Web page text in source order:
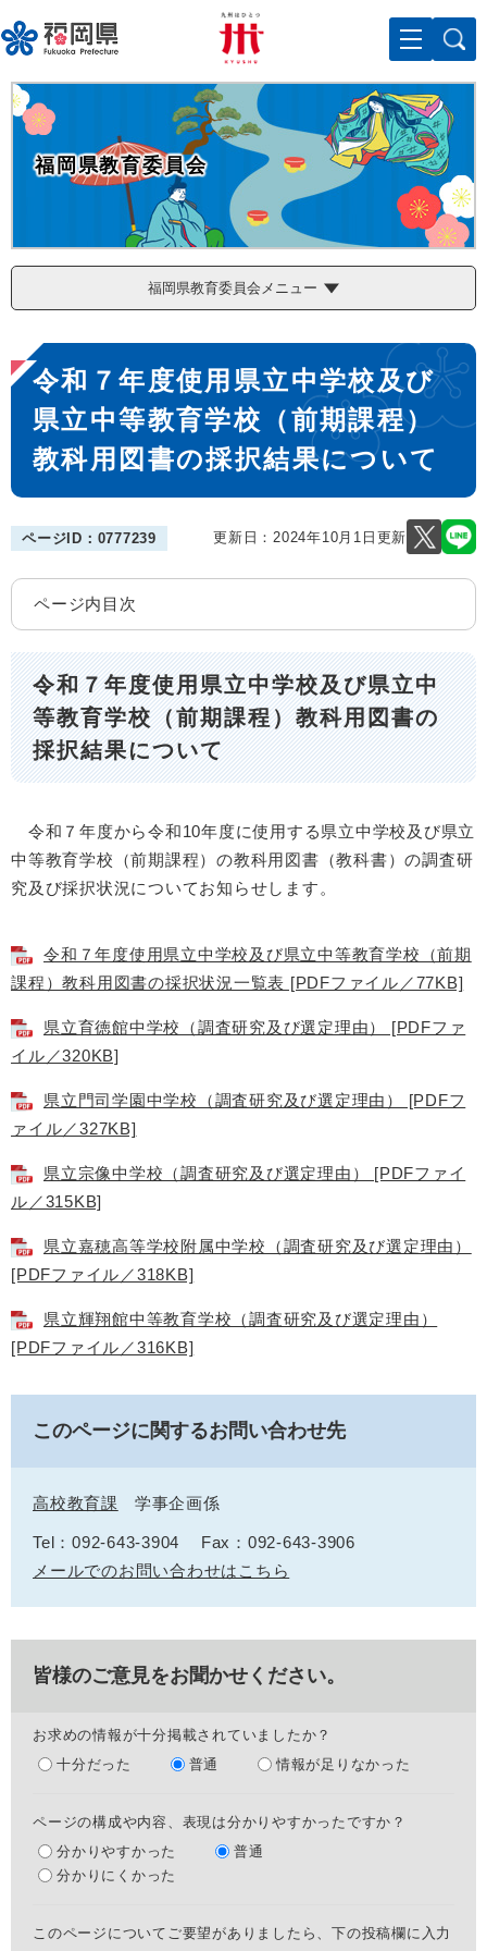
ー
ジ
の
先
メニューを飛ばして本文へ
福岡県教育委員会
福岡県教育委員会メニュー
本
文
令和７年度使用県立中学校及び
県立中等教育学校（前期課程）
教科用図書の採択結果について
ページID：0777239 更新日：2024年10月1日更新
ページ内目次
令和７年度使用県立中学校及び県立中
等教育学校（前期課程）教科用図書の
採択結果について
令和７年度から令和10年度に使用する県立中学校及び県立
中等教育学校（前期課程）の教科用図書（教科書）の調査研
究及び採択状況についてお知らせします。
令和７年度使用県立中学校及び県立中等教育学校（前期
課程）教科用図書の採択状況一覧表 [PDFファイル／77KB]
県立育徳館中学校（調査研究及び選定理由） [PDFファ
イル／320KB]
県立門司学園中学校（調査研究及び選定理由） [PDFフ
ァイル／327KB]
県立宗像中学校（調査研究及び選定理由） [PDFファイ
ル／315KB]
県立嘉穂高等学校附属中学校（調査研究及び選定理由）
[PDFファイル／318KB]
県立輝翔館中等教育学校（調査研究及び選定理由）
[PDFファイル／316KB]
このページに関するお問い合わせ先
高校教育課 学事企画係
Tel：092-643-3904
Fax：092-643-3906
メールでのお問い合わせはこちら
皆様のご意見をお聞かせください。
お求めの情報が十分掲載されていましたか？
十分だった
普通 情報が足りなかった
ページの構成や内容、表現は分かりやすかったですか？
分かりやすかった
普通
分かりにくかった
このページについてご要望がありましたら、下の投稿欄に入力